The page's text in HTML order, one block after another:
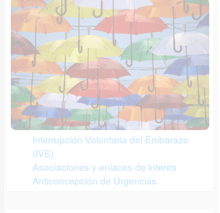
Interrupción Voluntaria del Embarazo
(IVE)
Asociaciones y enlaces de interés
Anticoncepción de Urgencias